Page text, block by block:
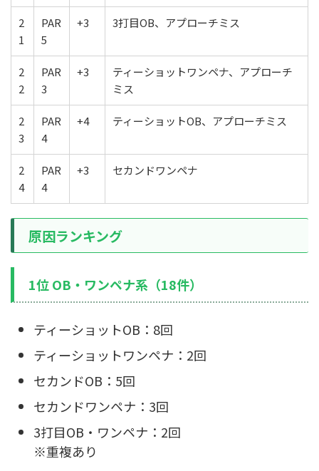
2
1
PAR
5
+3 3打目OB、アプローチミス
2
2
PAR
3
+3
ティーショットワンペナ、アプローチ
ミス
2
3
PAR
4
+4 ティーショットOB、アプローチミス
2
4
PAR
4
+3 セカンドワンペナ
原因ランキング
1位 OB・ワンペナ系（18件）
ティーショットOB：8回
ティーショットワンペナ：2回
セカンドOB：5回
セカンドワンペナ：3回
3打目OB・ワンペナ：2回
※重複あり